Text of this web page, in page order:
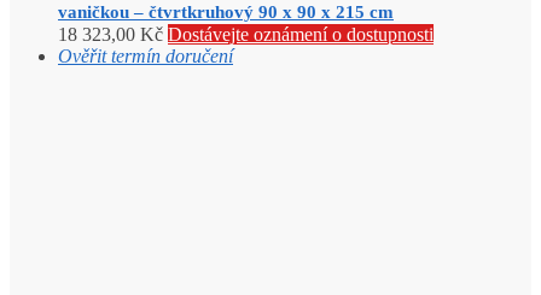
vaničkou – čtvrtkruhový 90 x 90 x 215 cm
18 323,00 Kč Dostávejte oznámení o dostupnosti
Ověřit termín doručení